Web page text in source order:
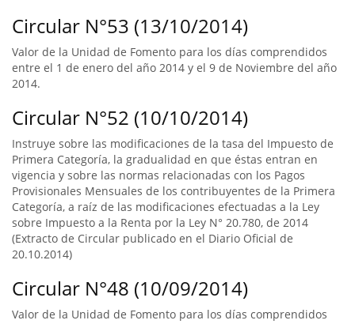
Circular N°53 (13/10/2014)
Valor de la Unidad de Fomento para los días comprendidos
entre el 1 de enero del año 2014 y el 9 de Noviembre del año
2014.
Circular N°52 (10/10/2014)
Instruye sobre las modificaciones de la tasa del Impuesto de
Primera Categoría, la gradualidad en que éstas entran en
vigencia y sobre las normas relacionadas con los Pagos
Provisionales Mensuales de los contribuyentes de la Primera
Categoría, a raíz de las modificaciones efectuadas a la Ley
sobre Impuesto a la Renta por la Ley N° 20.780, de 2014
(Extracto de Circular publicado en el Diario Oficial de
20.10.2014)
Circular N°48 (10/09/2014)
Valor de la Unidad de Fomento para los días comprendidos